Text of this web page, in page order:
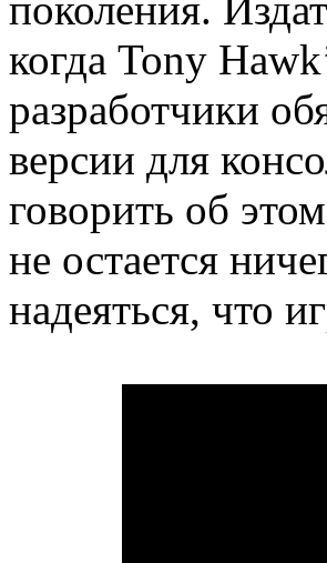
поколения.
когда Tony
разработчики
версии для
говорить об
не остается
надеяться, что